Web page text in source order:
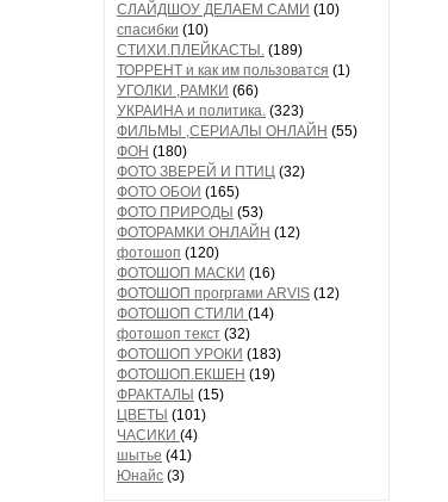
СЛАЙДШОУ ДЕЛАЕМ САМИ (10)
спасибки (10)
СТИХИ.ПЛЕЙКАСТЫ. (189)
ТОРРЕНТ и как им пользоватся (1)
УГОЛКИ ,РАМКИ (66)
УКРАИНА и политика. (323)
ФИЛЬМЫ ,СЕРИАЛЫ ОНЛАЙН (55)
ФОН (180)
ФОТО ЗВЕРЕЙ И ПТИЦ (32)
ФОТО ОБОИ (165)
ФОТО ПРИРОДЫ (53)
ФОТОРАМКИ ОНЛАЙН (12)
фотошоп (120)
ФОТОШОП МАСКИ (16)
ФОТОШОП прогргами ARVIS (12)
ФОТОШОП СТИЛИ (14)
фотошоп текст (32)
ФОТОШОП УРОКИ (183)
ФОТОШОП.ЕКШЕН (19)
ФРАКТАЛЫ (15)
ЦВЕТЫ (101)
ЧАСИКИ (4)
шытье (41)
Юнайс (3)